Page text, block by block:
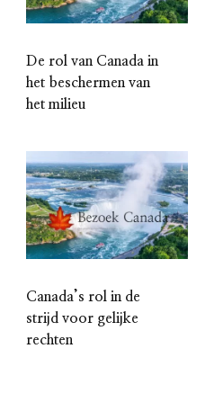
De rol van Canada in
het beschermen van
het milieu
Canada’s rol in de
strijd voor gelijke
rechten